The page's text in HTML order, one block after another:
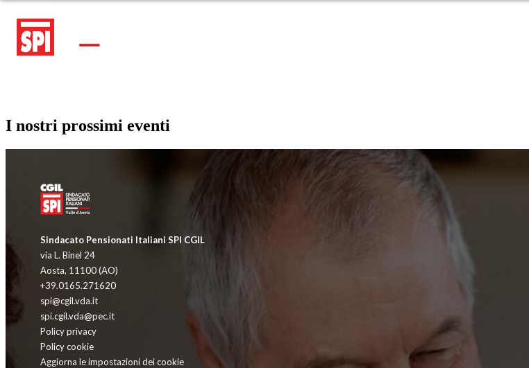
I nostri prossimi eventi
Sindacato Pensionati Italiani SPI CGIL
via L. Binel 24
Aosta, 11100 (AO)
+39.0165.271620
spi@cgil.vda.it
spi.cgil.vda@pec.it
Policy privacy
Policy cookie
Aggiorna le impostazioni dei cookie